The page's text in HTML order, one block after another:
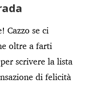
Cazzo se ci
oltre a farti
scrivere la lista
di felicità